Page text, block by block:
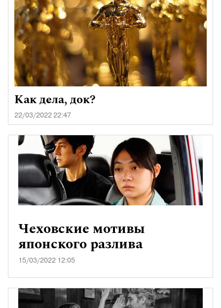
Как дела, док?
22/03/2022 22:47
Чеховские мотивы
японского разлива
15/03/2022 12:05